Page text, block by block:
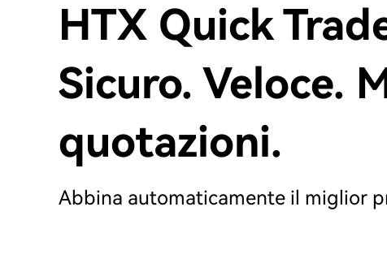
HTX Quick
Sicuro. Veloce.
quotazioni.
Abbina automaticamente il miglior